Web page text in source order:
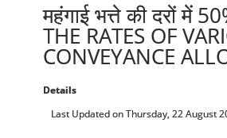
महंगाई भत्ते की दरों में
THE RATES OF
CONVEYANCE
Details
Last Updated on Thursday, 22 August